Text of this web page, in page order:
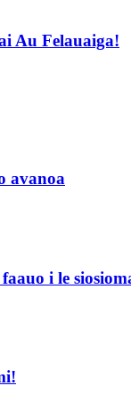
Au Felauaiga!
avanoa
i le